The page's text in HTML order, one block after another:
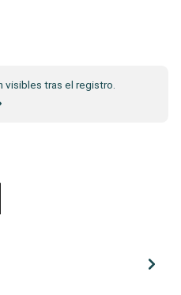
visibles tras el registro.